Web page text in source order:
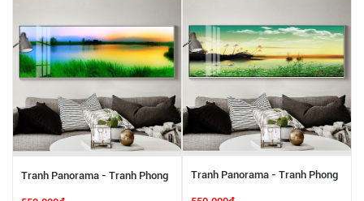
Tranh Panorama - Tranh Phong
Cảnh Miền Quê SGP 6142221
Tranh Panorama - Tranh Phong
Cảnh Miền Quê SGP 6142220